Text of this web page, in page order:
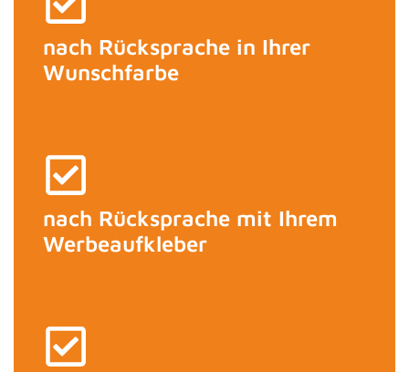
nach Rücksprache in Ihrer
Wunschfarbe
nach Rücksprache mit Ihrem
Werbeaufkleber